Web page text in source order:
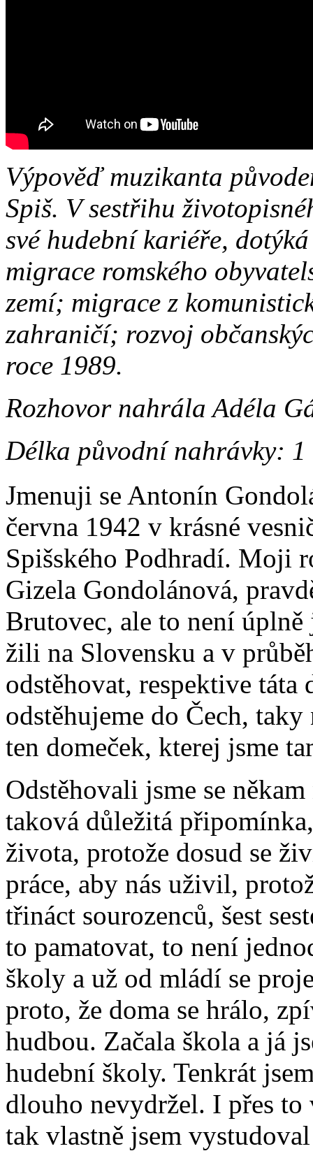
Výpověď muzikanta
Spiš. V sestřihu
své hudební kariéře,
migrace romského
zemí; migrace z
zahraničí; rozvoj
roce 1989.
Rozhovor nahrála Adéla
Délka původní nahrávky:
Jmenuji se Antonín
června 1942 v krásné
Spišského Podhradí. Moji
Gizela Gondolánová,
Brutovec, ale to není
žili na Slovensku a v
odstěhovat, respektive táta
odstěhujeme do Čech,
ten domeček, kterej jsme
Odstěhovali jsme se
taková důležitá
života, protože dosud se
práce, aby nás uživil,
třináct sourozenců, šest
to pamatovat, to není
školy a už od mládí se
proto, že doma se hrálo,
hudbou. Začala škola a já
hudební školy. Tenkrát
dlouho nevydržel. I přes to
tak vlastně jsem